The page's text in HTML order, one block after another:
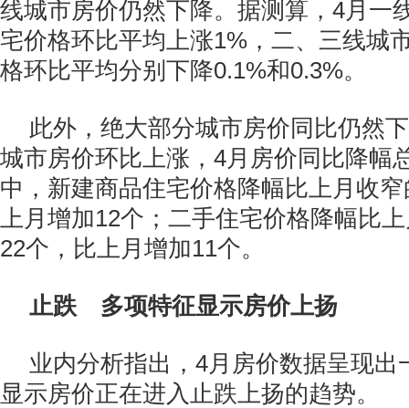
线城市房价仍然下降。据测算，4月一
宅价格环比平均上涨1%，二、三线城
格环比平均分别下降0.1%和0.3%。
此外，绝大部分城市房价同比仍然
城市房价环比上涨，4月房价同比降幅
中，新建商品住宅价格降幅比上月收
上月增加12个；二手住宅价格降幅比
22个，比上月增加11个。
止跌 多项特征显示房价上扬
业内分析指出，4月房价数据呈现出
显示房价正在进入止跌上扬的趋势。